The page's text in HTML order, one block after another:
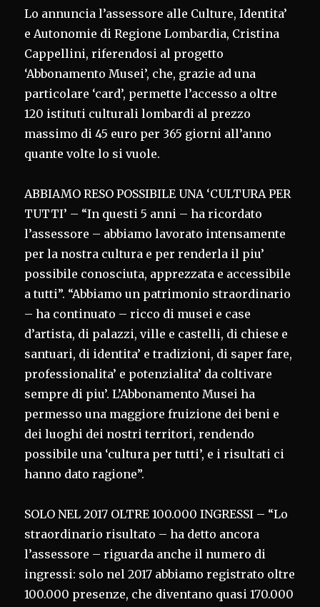
Lo annuncia l’assessore alle Culture, Identita’
e Autonomie di Regione Lombardia, Cristina
Cappellini, riferendosi al progetto
‘Abbonamento Musei’, che, grazie ad una
particolare ‘card’, permette l’accesso a oltre
120 istituti culturali lombardi al prezzo
massimo di 45 euro per 365 giorni all’anno
quante volte lo si vuole.
ABBIAMO RESO POSSIBILE UNA ‘CULTURA PER
TUTTI’ – “In questi 5 anni – ha ricordato
l’assessore – abbiamo lavorato intensamente
per la nostra cultura e per renderla il piu’
possibile conosciuta, apprezzata e accessibile
a tutti”. “Abbiamo un patrimonio straordinario
– ha continuato – ricco di musei e case
d’artista, di palazzi, ville e castelli, di chiese e
santuari, di identita’ e tradizioni, di saper fare,
professionalita’ e potenzialita’ da coltivare
sempre di piu’. L’Abbonamento Musei ha
permesso una maggiore fruizione dei beni e
dei luoghi dei nostri territori, rendendo
possibile una ‘cultura per tutti’, e i risultati ci
hanno dato ragione”.
SOLO NEL 2017 OLTRE 100.000 INGRESSI – “Lo
straordinario risultato – ha detto ancora
l’assessore – riguarda anche il numero di
ingressi: solo nel 2017 abbiamo registrato oltre
100.000 presenze, che diventano quasi 170.000